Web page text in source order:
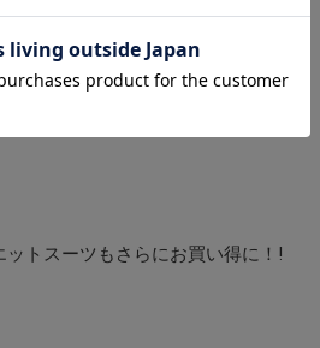
ぜひお買い得にゲットしてください
ットスーツもさらにお買い得に！!